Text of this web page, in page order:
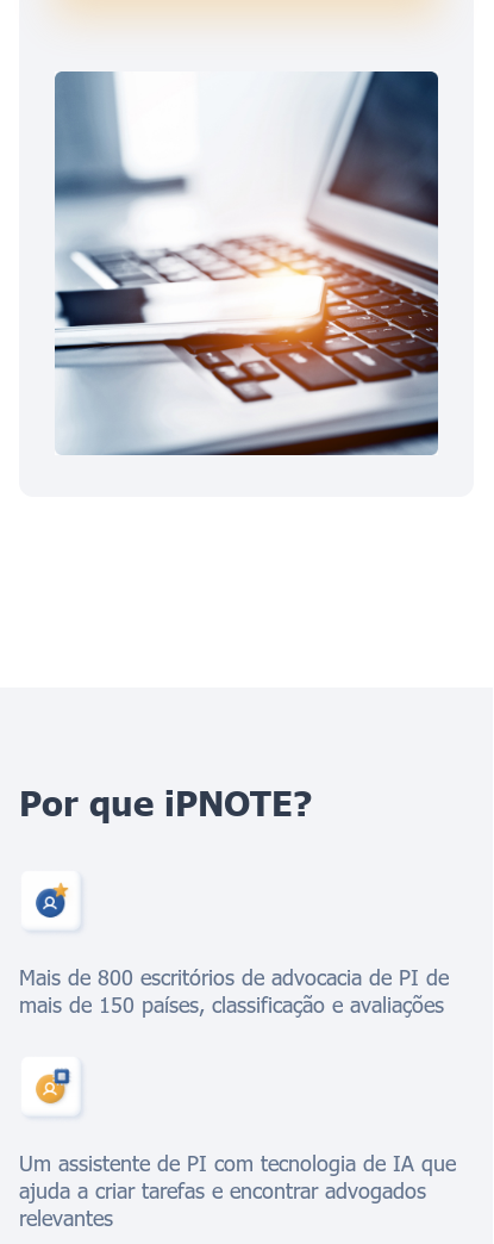
Por que iPNOTE?
Mais de 800 escritórios de advocacia de PI de
mais de 150 países, classificação e avaliações
Um assistente de PI com tecnologia de IA que
ajuda a criar tarefas e encontrar advogados
relevantes